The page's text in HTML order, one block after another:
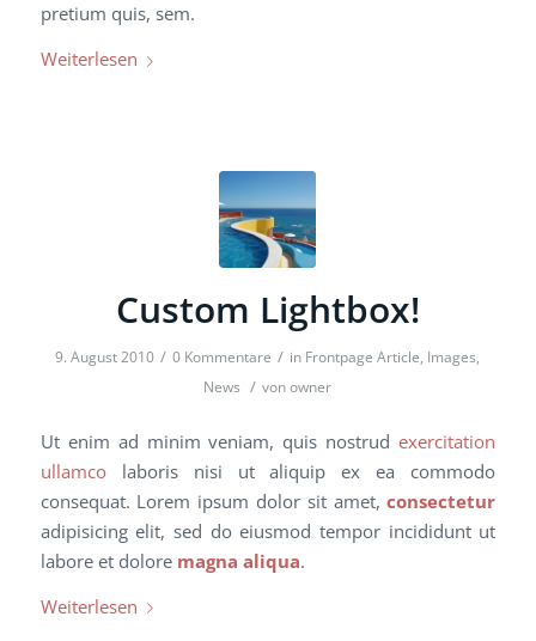
pretium quis, sem.
Weiterlesen
Custom Lightbox!
9. August 2010 / 0 Kommentare / in Frontpage Article, Images,
News / vonowner
Ut enim ad minim veniam, quis nostrud exercitation
ullamcolaboris nisi ut aliquip ex ea commodo
consequat. Lorem ipsum dolor sit amet,consectetur
adipisicing elit, sed do eiusmod tempor incididunt ut
labore et dolore magna aliqua.
Weiterlesen